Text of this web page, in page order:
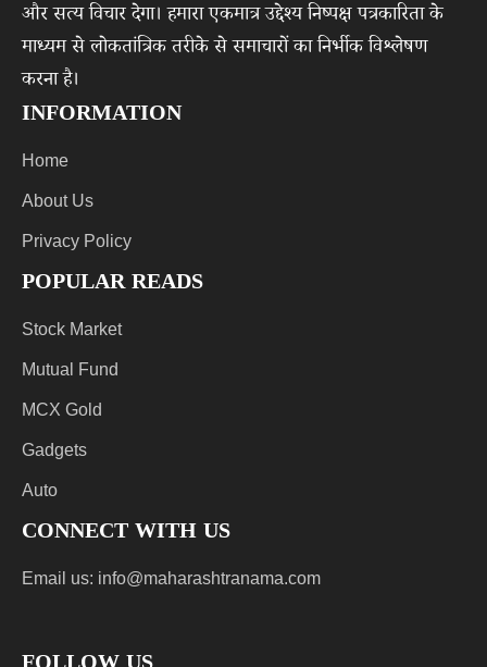
और सत्य विचार देगा। हमारा एकमात्र उद्देश्य निष्पक्ष पत्रकारिता के
माध्यम से लोकतांत्रिक तरीके से समाचारों का निर्भीक विश्लेषण
करना है।
INFORMATION
Home
About Us
Privacy Policy
POPULAR READS
Stock Market
Mutual Fund
MCX Gold
Gadgets
Auto
CONNECT WITH US
Email us: info@maharashtranama.com